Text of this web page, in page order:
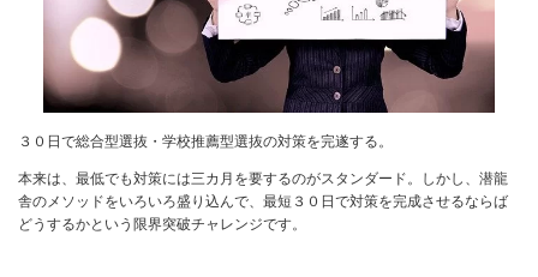
３０日で総合型選抜・学校推薦型選抜の対策を完遂する。
本来は、最低でも対策には三カ月を要するのがスタンダード。しかし、潜龍
舎のメソッドをいろいろ盛り込んで、最短３０日で対策を完成させるならば
どうするかという限界突破チャレンジです。